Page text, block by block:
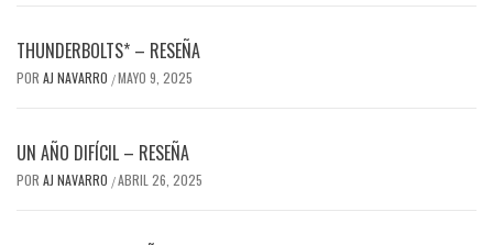
THUNDERBOLTS* – RESEÑA
POR AJ NAVARRO /MAYO 9, 2025
UN AÑO DIFÍCIL – RESEÑA
POR AJ NAVARRO /ABRIL 26, 2025